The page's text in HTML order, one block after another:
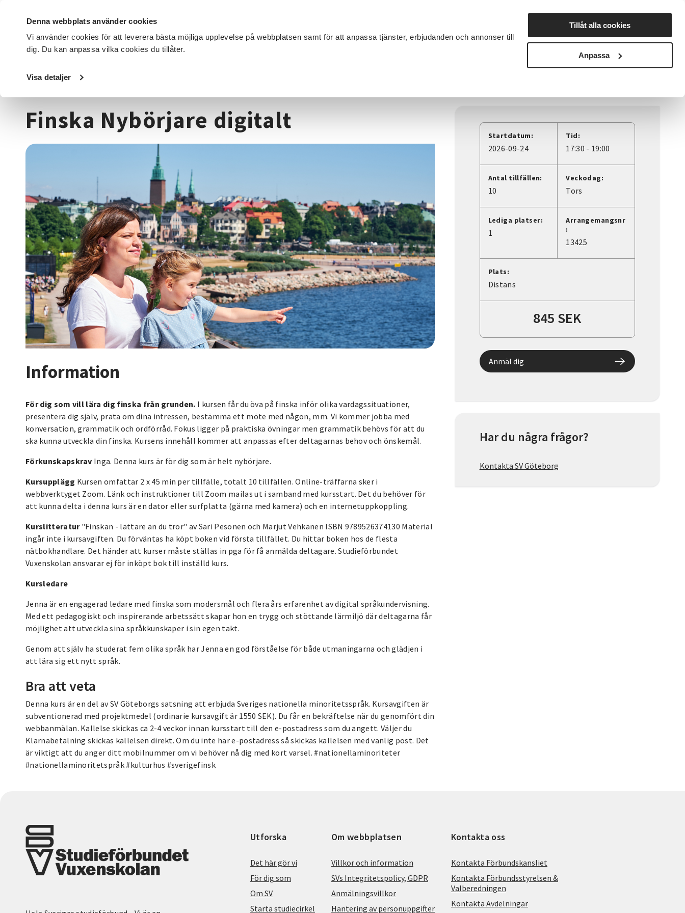
Denna webbplats använder cookies
Vi använder cookies för att leverera bästa möjliga upplevelse på webbplatsen samt för att anpassa tjänster, erbjudanden och annonser till
dig. Du kan anpassa vilka cookies du tillåter.
Visa detaljer
Tillåt alla cookies
Anpassa
DET HÄR GÖR VI FÖR DIG SOM SÖK KURSER OCH EVENEMANG Nyheter Avdelningar
Startsida / Kurser och evenemang
Finska Nybörjare digitalt
Information
För dig som vill lära dig finska från grunden. I kursen får du öva på finska inför olika vardagssituationer,
presentera dig själv, prata om dina intressen, bestämma ett möte med någon, mm. Vi kommer jobba med
konversation, grammatik och ordförråd. Fokus ligger på praktiska övningar men grammatik behövs för att du
ska kunna utveckla din finska. Kursens innehåll kommer att anpassas efter deltagarnas behov och önskemål.
Förkunskapskrav Inga. Denna kurs är för dig som är helt nybörjare.
Kursupplägg Kursen omfattar 2 x 45 min per tillfälle, totalt 10 tillfällen. Online-träffarna sker i
webbverktyget Zoom. Länk och instruktioner till Zoom mailas ut i samband med kursstart. Det du behöver för
att kunna delta i denna kurs är en dator eller surfplatta (gärna med kamera) och en internetuppkoppling.
Kurslitteratur"Finskan - lättare än du tror" av Sari Pesonen och Marjut Vehkanen ISBN 9789526374130 Material
ingår inte i kursavgiften. Du förväntas ha köpt boken vid första tillfället. Du hittar boken hos de flesta
nätbokhandlare. Det händer att kurser måste ställas in pga för få anmälda deltagare. Studieförbundet
Vuxenskolan ansvarar ej för inköpt bok till inställd kurs.
Kursledare
Jenna är en engagerad ledare med finska som modersmål och flera års erfarenhet av digital språkundervisning.
Med ett pedagogiskt och inspirerande arbetssätt skapar hon en trygg och stöttande lärmiljö där deltagarna får
möjlighet att utveckla sina språkkunskaper i sin egen takt.
Genom att själv ha studerat fem olika språk har Jenna en god förståelse för både utmaningarna och glädjen i
att lära sig ett nytt språk.
Bra att veta
Denna kurs är en del av SV Göteborgs satsning att erbjuda Sveriges nationella minoritetsspråk. Kursavgiften är
subventionerad med projektmedel (ordinarie kursavgift är 1550 SEK). Du får en bekräftelse när du genomfört din
webbanmälan. Kallelse skickas ca 2-4 veckor innan kursstart till den e-postadress som du angett. Väljer du
Klarnabetalning skickas kallelsen direkt. Om du inte har e-postadress så skickas kallelsen med vanlig post. Det
är viktigt att du anger ditt mobilnummer om vi behöver nå dig med kort varsel. #nationellaminoriteter
#nationellaminoritetspråk #kulturhus #sverigefinsk
Startdatum:
2026-09-24
Tid:
17:30 - 19:00
Antal tillfällen:
10
Veckodag:
Tors
Lediga platser:
1
Arrangemangsnr
:
13425
Plats:
Distans
845 SEK
Anmäl dig
Har du några frågor?
Kontakta SV Göteborg
Utforska
Det här gör vi
För dig som
Om SV
Starta studiecirkel
Om webbplatsen
Villkor och information
SVs Integritetspolicy, GDPR
Anmälningsvillkor
Hantering av personuppgifter
Kontakta oss
Kontakta Förbundskansliet
Kontakta Förbundsstyrelsen &
Valberedningen
Kontakta Avdelningar